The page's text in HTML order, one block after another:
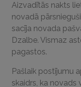
Aizvadītās nakts
novadā
sacīja novada
Dzalbe. Vismaz
pagastos.
Pašlaik postījumu
skaidrs, ka novads